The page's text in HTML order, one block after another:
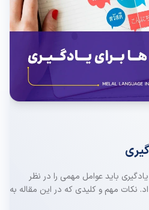
باید عوامل مهمی را در نظر
نکات مهم و کلیدی که در این مقاله به